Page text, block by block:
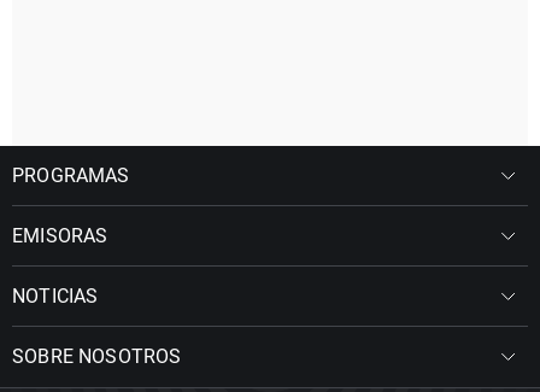
PROGRAMAS
EMISORAS
NOTICIAS
SOBRE NOSOTROS